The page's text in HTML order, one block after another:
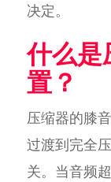
决定。
什么是
置？
压缩器的膝
过渡到完全
关。当音频